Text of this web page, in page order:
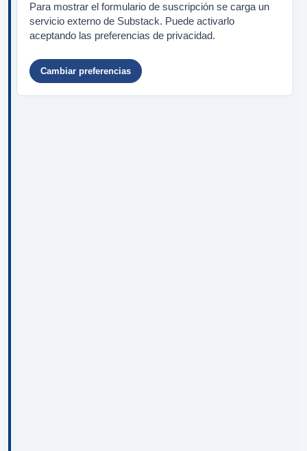
Para mostrar el formulario de suscripción se carga un
servicio externo de Substack. Puede activarlo
aceptando las preferencias de privacidad.
Cambiar preferencias